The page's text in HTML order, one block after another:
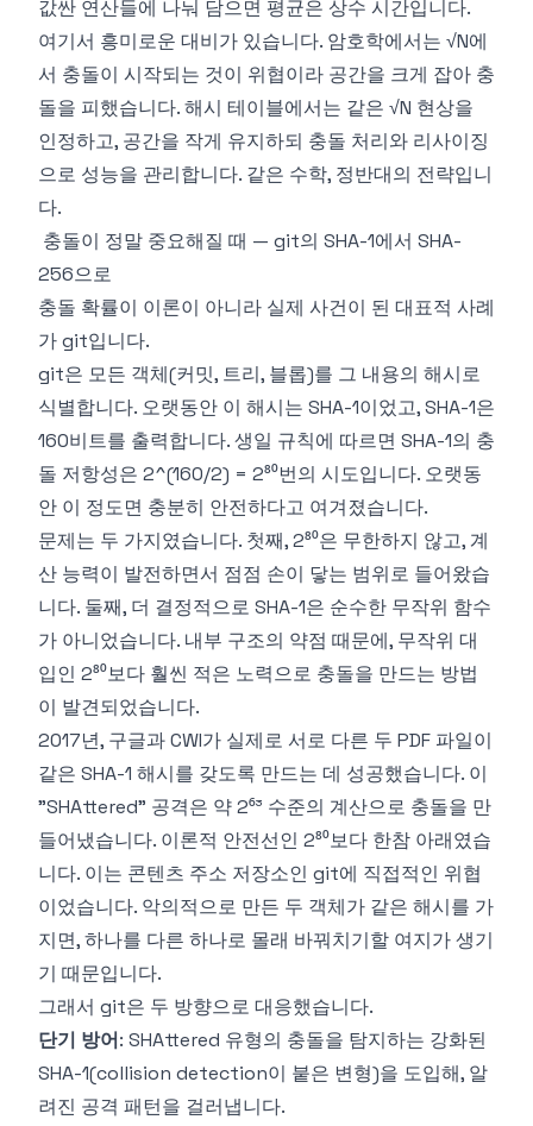
값싼 연산들에 나눠 담으면 평균은 상수 시간입니다.
여기서 흥미로운 대비가 있습니다. 암호학에서는 √N에
서 충돌이 시작되는 것이 위협이라 공간을 크게 잡아 충
돌을 피했습니다. 해시 테이블에서는 같은 √N 현상을
인정하고, 공간을 작게 유지하되 충돌 처리와 리사이징
으로 성능을 관리합니다. 같은 수학, 정반대의 전략입니
다.
충돌이 정말 중요해질 때 — git의 SHA-1에서 SHA-
256으로
충돌 확률이 이론이 아니라 실제 사건이 된 대표적 사례
가 git입니다.
git은 모든 객체(커밋, 트리, 블롭)를 그 내용의 해시로
식별합니다. 오랫동안 이 해시는 SHA-1이었고, SHA-1은
160비트를 출력합니다. 생일 규칙에 따르면 SHA-1의 충
돌 저항성은 2^(160/2) = 2⁸⁰번의 시도입니다. 오랫동
안 이 정도면 충분히 안전하다고 여겨졌습니다.
문제는 두 가지였습니다. 첫째, 2⁸⁰은 무한하지 않고, 계
산 능력이 발전하면서 점점 손이 닿는 범위로 들어왔습
니다. 둘째, 더 결정적으로 SHA-1은 순수한 무작위 함수
가 아니었습니다. 내부 구조의 약점 때문에, 무작위 대
입인 2⁸⁰보다 훨씬 적은 노력으로 충돌을 만드는 방법
이 발견되었습니다.
2017년, 구글과 CWI가 실제로 서로 다른 두 PDF 파일이
같은 SHA-1 해시를 갖도록 만드는 데 성공했습니다. 이
"SHAttered" 공격은 약 2⁶³ 수준의 계산으로 충돌을 만
들어냈습니다. 이론적 안전선인 2⁸⁰보다 한참 아래였습
니다. 이는 콘텐츠 주소 저장소인 git에 직접적인 위협
이었습니다. 악의적으로 만든 두 객체가 같은 해시를 가
지면, 하나를 다른 하나로 몰래 바꿔치기할 여지가 생기
기 때문입니다.
그래서 git은 두 방향으로 대응했습니다.
단기 방어: SHAttered 유형의 충돌을 탐지하는 강화된
SHA-1(collision detection이 붙은 변형)을 도입해, 알
려진 공격 패턴을 걸러냅니다.